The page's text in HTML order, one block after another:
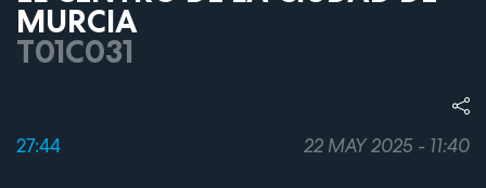
MURCIA
T01C031
27:44 22 MAY 2025 - 11:40